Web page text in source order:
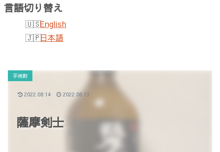
言語切り替え
English
日本語
薩摩剣士
芋焼酎
2022.08.14 2022.08.13